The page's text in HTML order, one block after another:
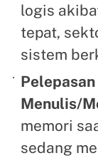
logis
tepat,
sistem
Menulis/
memori
sedang